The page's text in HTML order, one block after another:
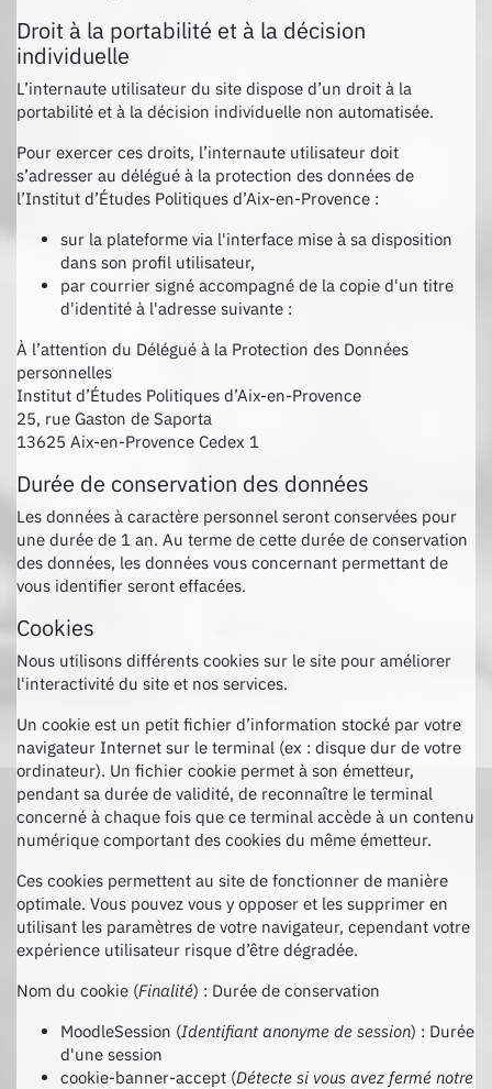
Droit à la portabilité et à la décision
individuelle
L’internaute utilisateur du site dispose d’un droit à la
portabilité et à la décision individuelle non automatisée.
Pour exercer ces droits, l’internaute utilisateur doit
s’adresser au délégué à la protection des données de
l’Institut d’Études Politiques d’Aix-en-Provence :
sur la plateforme via l'interface mise à sa disposition
dans son profil utilisateur,
par courrier signé accompagné de la copie d'un titre
d'identité à l'adresse suivante :
À l’attention du Délégué à la Protection des Données
personnelles
Institut d’Études Politiques d’Aix-en-Provence
25, rue Gaston de Saporta
13625 Aix-en-Provence Cedex 1
Durée de conservation des données
Les données à caractère personnel seront conservées pour
une durée de 1 an. Au terme de cette durée de conservation
des données, les données vous concernant permettant de
vous identifier seront effacées.
Cookies
Nous utilisons différents cookies sur le site pour améliorer
l'interactivité du site et nos services.
Un cookie est un petit fichier d’information stocké par votre
navigateur Internet sur le terminal (ex : disque dur de votre
ordinateur). Un fichier cookie permet à son émetteur,
pendant sa durée de validité, de reconnaître le terminal
concerné à chaque fois que ce terminal accède à un contenu
numérique comportant des cookies du même émetteur.
Ces cookies permettent au site de fonctionner de manière
optimale. Vous pouvez vous y opposer et les supprimer en
utilisant les paramètres de votre navigateur, cependant votre
expérience utilisateur risque d’être dégradée.
Nom du cookie (Finalité) : Durée de conservation
MoodleSession (Identifiant anonyme de session) : Durée
d'une session
cookie-banner-accept (Détecte si vous avez fermé notre